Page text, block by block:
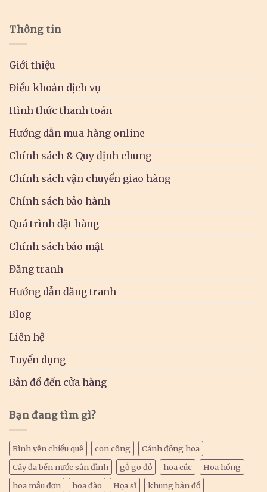
Thông tin
Giới thiệu
Điều khoản dịch vụ
Hình thức thanh toán
Hướng dẫn mua hàng online
Chính sách & Quy định chung
Chính sách vận chuyển giao hàng
Chính sách bảo hành
Quá trình đặt hàng
Chính sách bảo mật
Đăng tranh
Hướng dẫn đăng tranh
Blog
Liên hệ
Tuyển dụng
Bản đồ đến cửa hàng
Bạn đang tìm gì?
Bình yên chiều quê con công
Cánh đồng hoa
Cây đa bến nước sân đình
gỗ gõ đỏ hoa cúc
Hoa hồng
hoa mẫu đơn
hoa đào Họa sĩ
khung bản đồ